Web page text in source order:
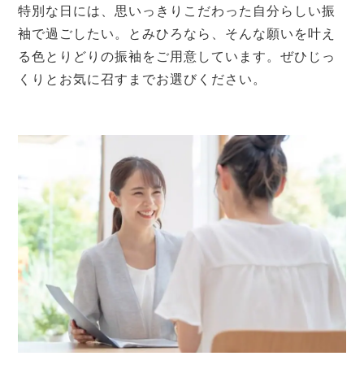
特別な日には、思いっきりこだわった自分らしい振
袖で過ごしたい。とみひろなら、そんな願いを叶え
る色とりどりの振袖をご用意しています。ぜひじっ
くりとお気に召すまでお選びください。